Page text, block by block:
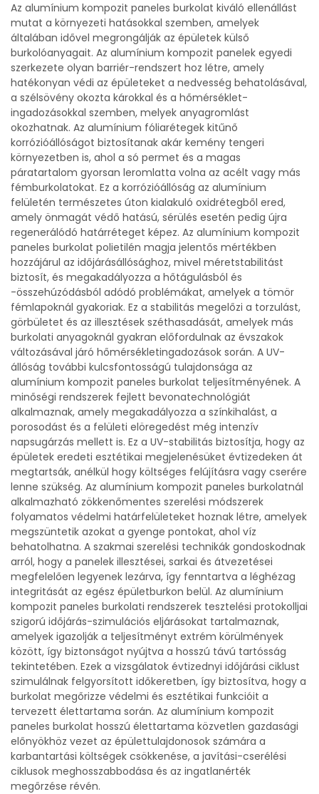
Az alumínium kompozit paneles burkolat kiváló ellenállást
mutat a környezeti hatásokkal szemben, amelyek
általában idővel megrongálják az épületek külső
burkolóanyagait. Az alumínium kompozit panelek egyedi
szerkezete olyan barriér-rendszert hoz létre, amely
hatékonyan védi az épületeket a nedvesség behatolásával,
a szélsövény okozta károkkal és a hőmérséklet-
ingadozásokkal szemben, melyek anyagromlást
okozhatnak. Az alumínium fóliarétegek kitűnő
korrózióállóságot biztosítanak akár kemény tengeri
környezetben is, ahol a só permet és a magas
páratartalom gyorsan leromlatta volna az acélt vagy más
fémburkolatokat. Ez a korrózióállóság az alumínium
felületén természetes úton kialakuló oxidrétegből ered,
amely önmagát védő hatású, sérülés esetén pedig újra
regenerálódó határréteget képez. Az alumínium kompozit
paneles burkolat polietilén magja jelentős mértékben
hozzájárul az időjárásállósághoz, mivel méretstabilitást
biztosít, és megakadályozza a hőtágulásból és
-összehúzódásból adódó problémákat, amelyek a tömör
fémlapoknál gyakoriak. Ez a stabilitás megelőzi a torzulást,
görbületet és az illesztések széthasadását, amelyek más
burkolati anyagoknál gyakran előfordulnak az évszakok
változásával járó hőmérsékletingadozások során. A UV-
állóság további kulcsfontosságú tulajdonsága az
alumínium kompozit paneles burkolat teljesítményének. A
minőségi rendszerek fejlett bevonatechnológiát
alkalmaznak, amely megakadályozza a színkihalást, a
porosodást és a felületi elöregedést még intenzív
napsugárzás mellett is. Ez a UV-stabilitás biztosítja, hogy az
épületek eredeti esztétikai megjelenésüket évtizedeken át
megtartsák, anélkül hogy költséges felújításra vagy cserére
lenne szükség. Az alumínium kompozit paneles burkolatnál
alkalmazható zökkenőmentes szerelési módszerek
folyamatos védelmi határfelületeket hoznak létre, amelyek
megszüntetik azokat a gyenge pontokat, ahol víz
behatolhatna. A szakmai szerelési technikák gondoskodnak
arról, hogy a panelek illesztései, sarkai és átvezetései
megfelelően legyenek lezárva, így fenntartva a léghézag
integritását az egész épületburkon belül. Az alumínium
kompozit paneles burkolati rendszerek tesztelési protokolljai
szigorú időjárás-szimulációs eljárásokat tartalmaznak,
amelyek igazolják a teljesítményt extrém körülmények
között, így biztonságot nyújtva a hosszú távú tartósság
tekintetében. Ezek a vizsgálatok évtizednyi időjárási ciklust
szimulálnak felgyorsított időkeretben, így biztosítva, hogy a
burkolat megőrizze védelmi és esztétikai funkcióit a
tervezett élettartama során. Az alumínium kompozit
paneles burkolat hosszú élettartama közvetlen gazdasági
előnyökhöz vezet az épülettulajdonosok számára a
karbantartási költségek csökkenése, a javítási-cserélési
ciklusok meghosszabbodása és az ingatlanérték
megőrzése révén.